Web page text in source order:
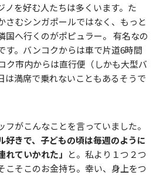
ノを好む人たちは多くいます。た
さむシンガポールではなく、もっと
国へ行くのがポピュラー。 有名なの
す。バンコクからは車で片道6時間
ク市内からは直行便（しかも大型バ
は満席で乗れないこともあるそうで
がこんなことを言っていました。
好きで、子どもの頃は毎週のように
ていかれた」 と。私より１つ２つ
こそこのお金持ち。幸い、身上をつ